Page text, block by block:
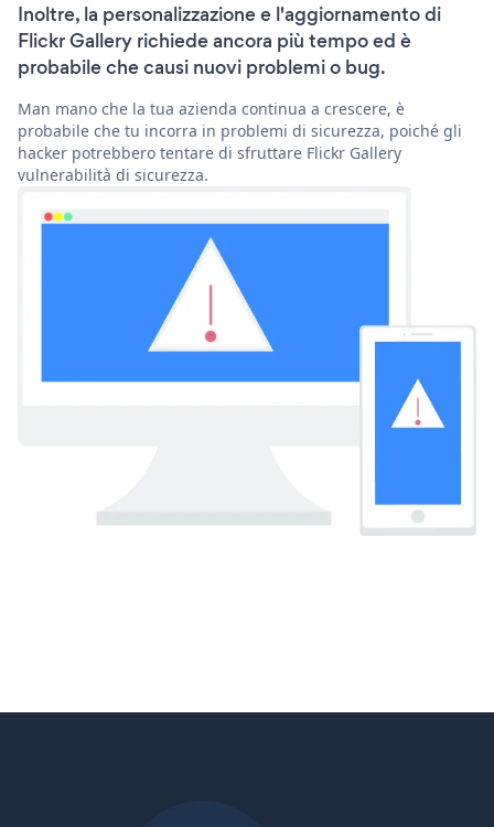
Inoltre, la personalizzazione e l'aggiornamento di
Flickr Gallery richiede ancora più tempo ed è
probabile che causi nuovi problemi o bug.
Man mano che la tua azienda continua a crescere, è
probabile che tu incorra in problemi di sicurezza, poiché gli
hacker potrebbero tentare di sfruttare Flickr Gallery
vulnerabilità di sicurezza.